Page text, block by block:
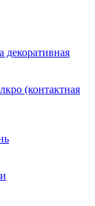
декоративная
(контактная